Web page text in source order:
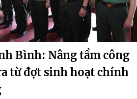
Bình: Nâng tầm công
từ đợt sinh hoạt chính